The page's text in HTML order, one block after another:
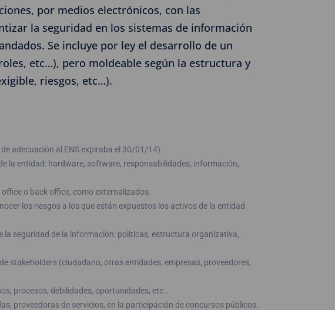
por medios electrónicos, con las
la seguridad en los sistemas de información
Se incluye por ley el desarrollo de un
etc…), pero moldeable según la estructura y
riesgos, etc…).
adecuación al ENS expiraba el 30/01/14).
la entidad: hardware, software, responsabilidades, información,
o back office, como externalizados.
los riesgos a los que están expuestos los activos de la entidad
seguridad de la información: políticas, estructura organizativa,
stakeholders (ciudadano, otras entidades, empresas, proveedores,
procesos, debilidades, oportunidades, etc…
proveedoras de servicios, en la participación de concursos públicos.